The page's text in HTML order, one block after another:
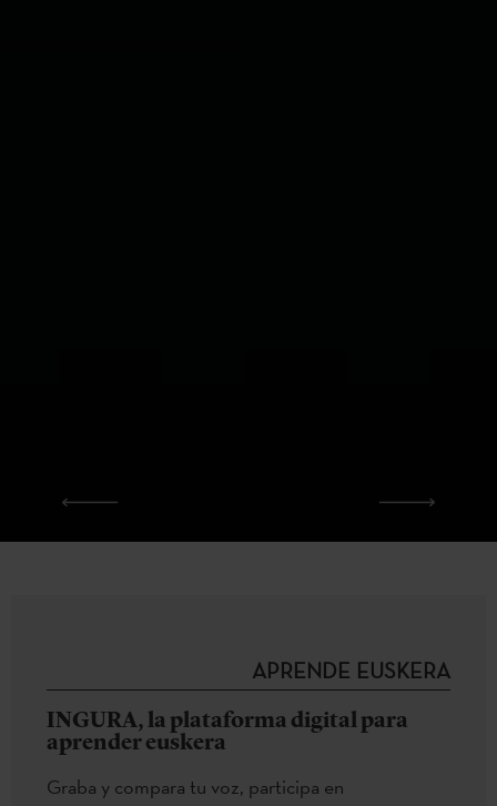
APRENDE EUSKERA
INGURA, la plataforma digital para
aprender euskera
Graba y compara tu voz, participa en